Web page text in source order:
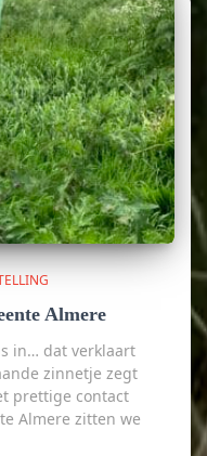
Almere
in… dat verklaart
zinnetje zegt
prettige contact
Almere zitten we